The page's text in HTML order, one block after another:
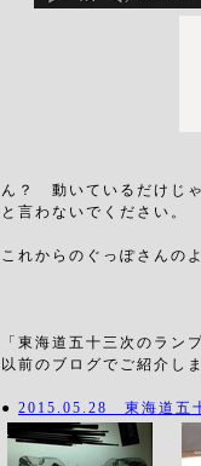
ん？ 動いているだけじ
と言わないでください。
これからのぐっぽさんの
「東海道五十三次のラン
以前のブログでご紹介し
● 2015.05.28 東海道